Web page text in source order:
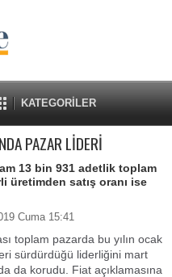
KATEGORİLER
PAZAR LİDERİ
13 bin 931 adetlik toplam
üretimden satış oranı ise
Cuma 15:41
toplam pazarda bu yılın ocak
sürdürdüğü liderliğini mart
da korudu. Fiat açıklamasına